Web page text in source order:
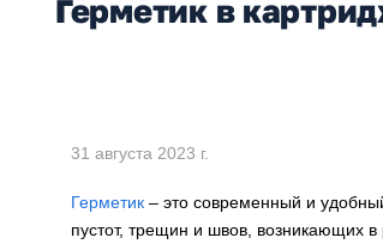
Герметик в
31 августа 2023 г.
Герметик – это современный и
пустот, трещин и швов, возникающих в